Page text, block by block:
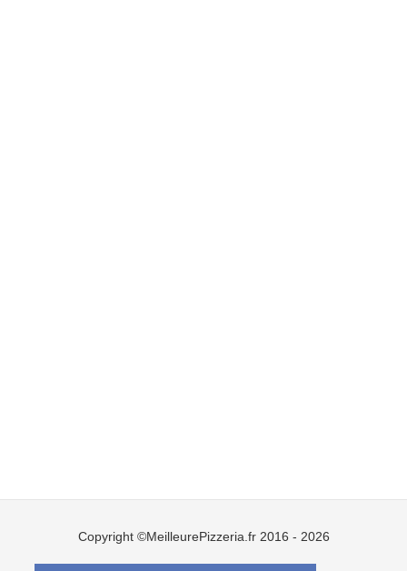
Copyright ©MeilleurePizzeria.fr 2016 - 2026